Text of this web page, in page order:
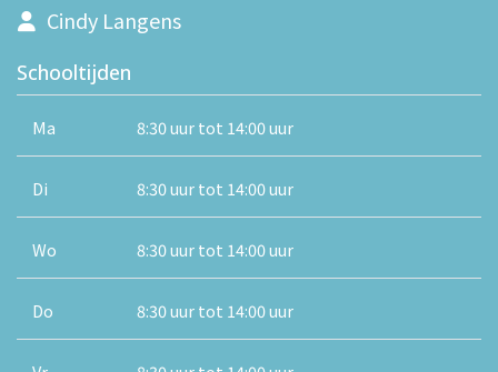
Cindy Langens
Schooltijden
Ma 8:30 uur tot 14:00 uur
Di 8:30 uur tot 14:00 uur
Wo 8:30 uur tot 14:00 uur
Do 8:30 uur tot 14:00 uur